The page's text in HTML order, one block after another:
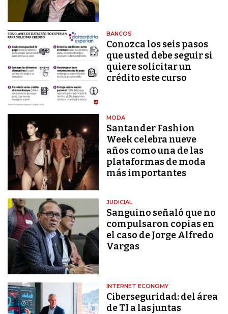
BANCOS
Conozca los seis pasos
que usted debe seguir si
quiere solicitar un
crédito este curso
MODA
Santander Fashion
Week celebra nueve
años como una de las
plataformas de moda
más importantes
JUDICIAL
Sanguino señaló que no
compulsaron copias en
el caso de Jorge Alfredo
Vargas
INTERNET ECONOMY
Ciberseguridad: del área
de TI a las juntas